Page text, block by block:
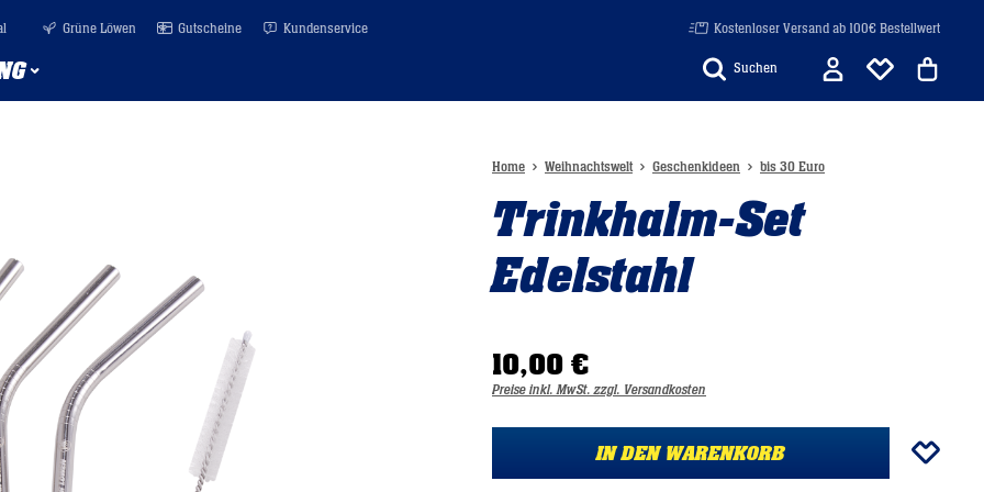
Grüne Löwen Gutscheine Kundenservice Kostenloser Versand ab 100€ Bestellwert
Suchen
Home Weihnachtswelt Geschenkideen bis 30 Euro
Trinkhalm-Set
Edelstahl
10,00 €
Preise inkl. MwSt. zzgl. Versandkosten
IN DEN WARENKORB